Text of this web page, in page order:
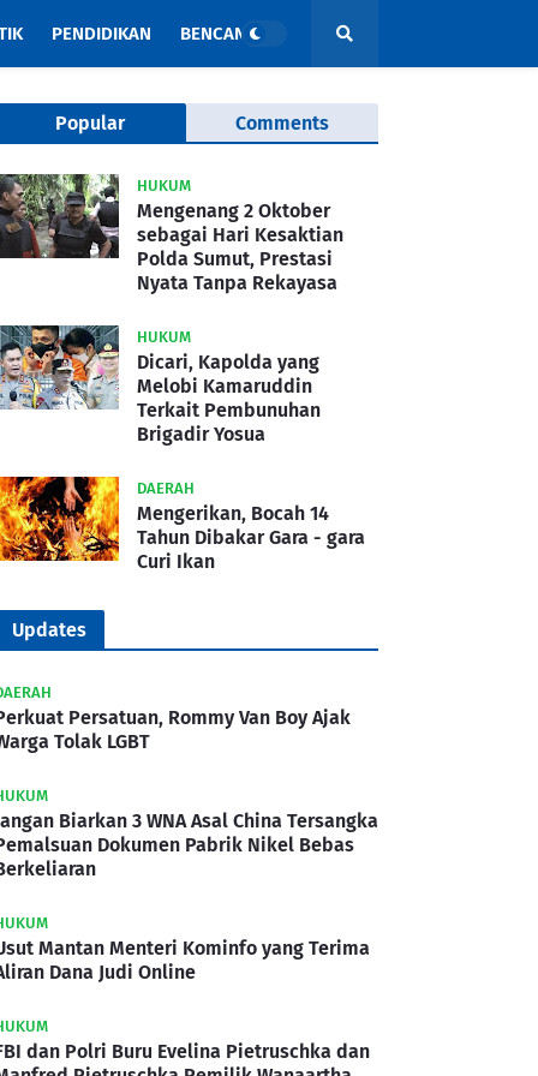
PENDIDIKAN BENCANA
Popular Comments
HUKUM
Mengenang 2 Oktober
sebagai Hari Kesaktian
Polda Sumut, Prestasi
Nyata Tanpa Rekayasa
HUKUM
Dicari, Kapolda yang
Melobi Kamaruddin
Terkait Pembunuhan
Brigadir Yosua
DAERAH
Mengerikan, Bocah 14
Tahun Dibakar Gara - gara
Curi Ikan
Updates
Persatuan, Rommy Van Boy Ajak
Tolak LGBT
Biarkan 3 WNA Asal China Tersangka
Dokumen Pabrik Nikel Bebas
Mantan Menteri Kominfo yang Terima
Dana Judi Online
dan Polri Buru Evelina Pietruschka dan